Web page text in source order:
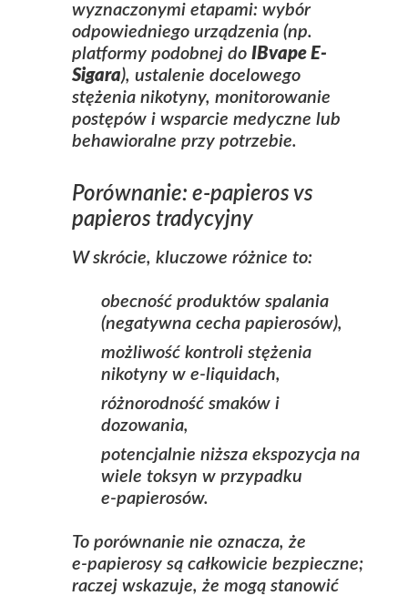
wyznaczonymi etapami: wybór
odpowiedniego urządzenia (np.
platformy podobnej do IBvape E-
Sigara), ustalenie docelowego
stężenia nikotyny, monitorowanie
postępów i wsparcie medyczne lub
behawioralne przy potrzebie.
Porównanie: e‑papieros vs
papieros tradycyjny
W skrócie, kluczowe różnice to:
obecność produktów spalania
(negatywna cecha papierosów),
możliwość kontroli stężenia
nikotyny w e‑liquidach,
różnorodność smaków i
dozowania,
potencjalnie niższa ekspozycja na
wiele toksyn w przypadku
e‑papierosów.
To porównanie nie oznacza, że
e‑papierosy są całkowicie bezpieczne;
raczej wskazuje, że mogą stanowić